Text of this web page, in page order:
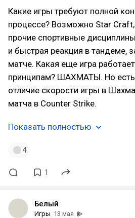
Какие игры требуют полной
процессе? Возможно Star
прочие спортивные
и быстрая реакция в тандеме,
матче. Какая еще игра
принципам? ШАХМАТЫ. Но
отличие скорости игры в
матча в Counter Strike.
Показать полностью
4
1
Белый
Игры 13 мая